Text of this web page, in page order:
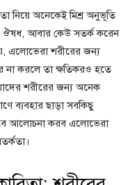
নিয়ে অনেকেই মিশ্র অনুভূতি
আবার কেউ সতর্ক করেন
এলোভেরা শরীরের জন্য
না করলে তা ক্ষতিকরও হতে
শরীরের জন্য অনেক
ব্যবহার ছাড়া সবকিছু
আলোচনা করব এলোভেরা